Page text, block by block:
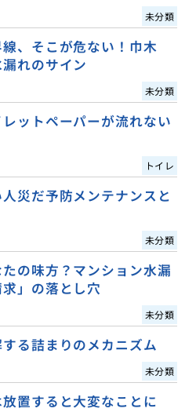
未分類
、そこが危ない！巾木
漏れのサイン
未分類
ットペーパーが流れない
トイレ
災だ予防メンテナンスと
未分類
の味方？マンション水漏
」の落とし穴
未分類
る詰まりのメカニズム
未分類
置すると大変なことに